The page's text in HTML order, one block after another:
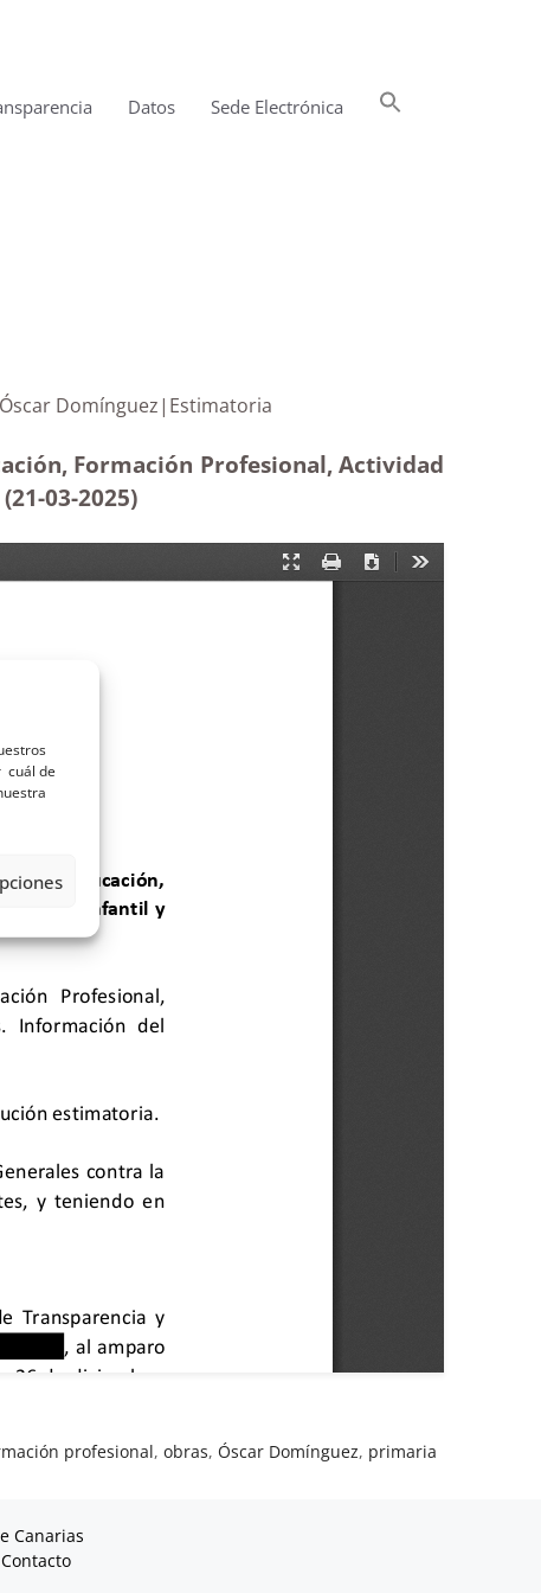
cuál de
Datos Sede Electrónica
Óscar Domínguez|Estimatoria
Formación Profesional, Actividad
03-2025)
profesional,obras,Óscar Domínguez, primaria
Canarias
Contacto